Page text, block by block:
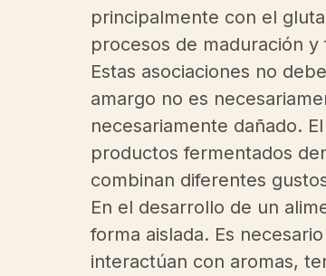
principalmente con el
procesos de maduración y
Estas asociaciones no
amargo no es
necesariamente dañado.
productos fermentados
combinan diferentes
En el desarrollo de un
forma aislada. Es
interactúan con aromas,